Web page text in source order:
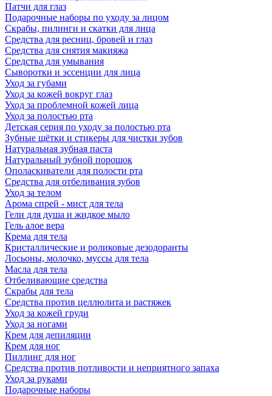
Патчи для глаз
Подарочные наборы по уходу за лицом
Скрабы, пилинги и скатки для лица
Средства для ресниц, бровей и глаз
Средства для снятия макияжа
Средства для умывания
Сыворотки и эссенции для лица
Уход за губами
Уход за кожей вокруг глаз
Уход за проблемной кожей лица
Уход за полостью рта
Детская серия по уходу за полостью рта
Зубные щётки и стикеры для чистки зубов
Натуральная зубная паста
Натуральный зубной порошок
Ополаскиватели для полости рта
Средства для отбеливания зубов
Уход за телом
Арома спрей - мист для тела
Гели для душа и жидкое мыло
Гель алое вера
Крема для тела
Кристаллические и роликовые дезодоранты
Лосьоны, молочко, муссы для тела
Масла для тела
Отбеливающие средства
Скрабы для тела
Средства против целлюлита и растяжек
Уход за кожей груди
Уход за ногами
Крем для депиляции
Крем для ног
Пиллинг для ног
Средства против потливости и неприятного запаха
Уход за руками
Подарочные наборы